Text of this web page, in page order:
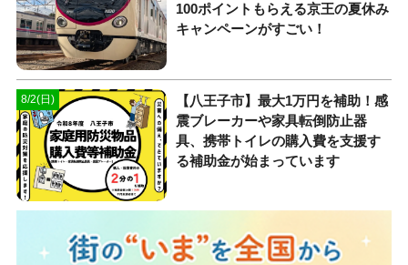
100ポイントもらえる京王の夏休み
キャンペーンがすごい！
8/2(日)
【八王子市】最大1万円を補助！感
震ブレーカーや家具転倒防止器
具、携帯トイレの購入費を支援す
る補助金が始まっています